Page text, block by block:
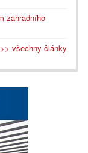
zahradního
>> všechny články